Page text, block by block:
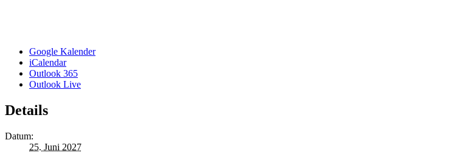
Google Kalender
iCalendar
Outlook 365
Outlook Live
Details
Datum:
25. Juni 2027